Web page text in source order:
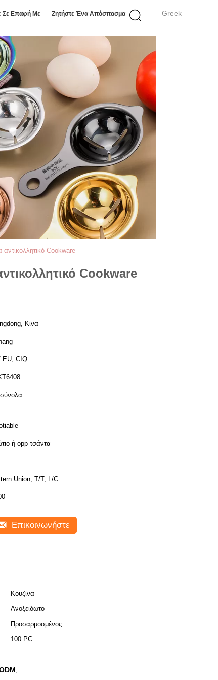
Greek
Σε Επαφή Με Ζητήστε Ένα Απόσπασμα
Cookware
Cookware
Κίνα
EU, CIQ
ή opp τσάντα
Union, T/T, L/C
Επικοινωνήστε
Κουζίνα
Ανοξείδωτο
Προσαρμοσμένος
100 PC
,